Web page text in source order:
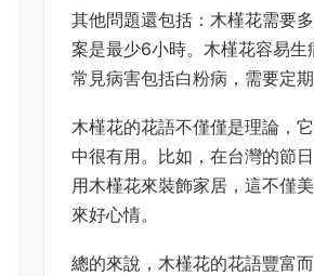
其他問題還包括：木槿花需要
案是最少6小時。木槿花容易生
常見病害包括白粉病，需要定期
木槿花的花語不僅僅是理論，
中很有用。比如，在台灣的節
用木槿花來裝飾家居，這不僅
來好心情。
總的來說，木槿花的花語豐富